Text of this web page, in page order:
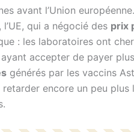
avant l’Union
l’UE, qui a négocié des prix
: les laboratoires ont
accepter de payer
générés par les vaccins
encore un peu